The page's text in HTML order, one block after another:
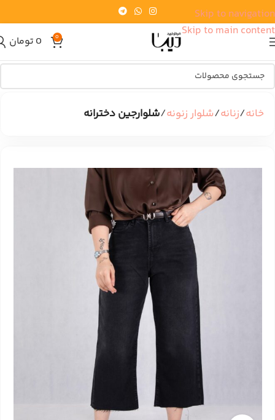
Skip to navigation
Skip to main content
0
0 تومان
خانه زنانه شلوار زنونه شلوارجین دخترانه